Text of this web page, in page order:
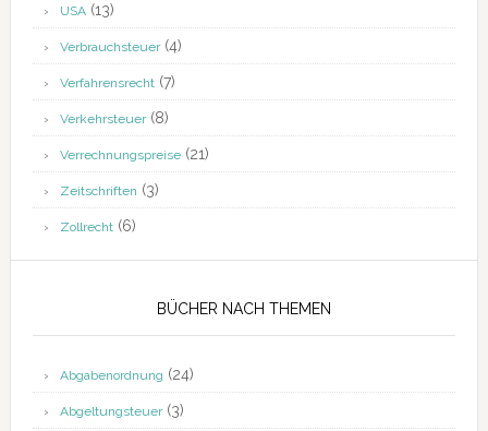
USA(13)
Verbrauchsteuer(4)
Verfahrensrecht(7)
Verkehrsteuer(8)
Verrechnungspreise(21)
Zeitschriften (3)
Zollrecht(6)
BÜCHER NACH THEMEN
Abgabenordnung (24)
Abgeltungsteuer(3)